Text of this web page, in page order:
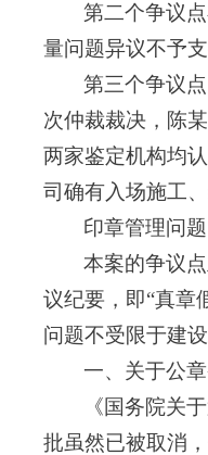
第二个争议
量问题异议不予
第三个争议
次仲裁裁决，陈
两家鉴定机构均
司确有入场施工
印章管理问题
本案的争议
议纪要，即“真章
问题不受限于建
一、关于公
《国务院关
批虽然已被取消